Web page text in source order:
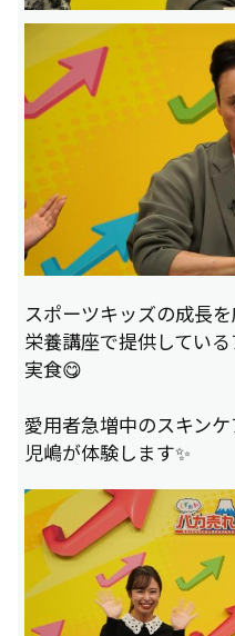
スポーツキッズの成長
栄養講座で提供してい
実食😋
愛用者急増中のスキン
児嶋が体験します✨